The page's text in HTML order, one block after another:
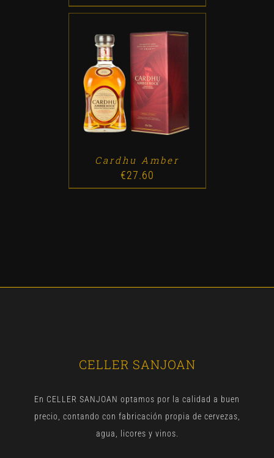
ADD TO CART / DETALLES
Cardhu Amber
€27.60
CELLER SANJOAN
En CELLER SANJOAN optamos por la calidad a buen
precio, contando con fabricación propia de cervezas,
agua, licores y vinos.